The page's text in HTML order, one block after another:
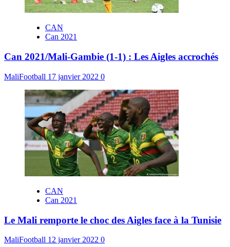
CAN
Can 2021
Can 2021/Mali-Gambie (1-1) : Les Aigles accrochés
MaliFootball 17 janvier 2022 0
CAN
Can 2021
Le Mali remporte le choc des Aigles face à la Tunisie
MaliFootball 12 janvier 2022 0